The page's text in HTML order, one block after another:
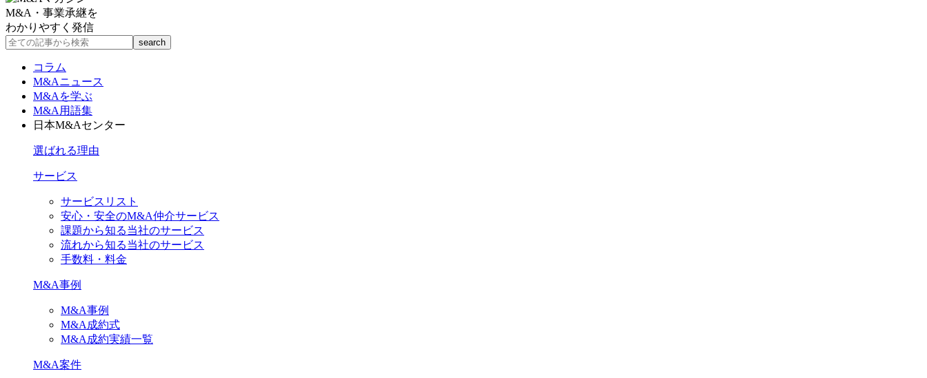
M&A・事業承継を
わかりやすく発信
コラム
M&Aニュース
M&Aを学ぶ
M&A用語集
日本M&Aセンター
選ばれる理由
サービス
サービスリスト
安心・安全のM&A仲介サービス
課題から知る当社のサービス
流れから知る当社のサービス
手数料・料金
M&A事例
M&A事例
M&A成約式
M&A成約実績一覧
M&A案件